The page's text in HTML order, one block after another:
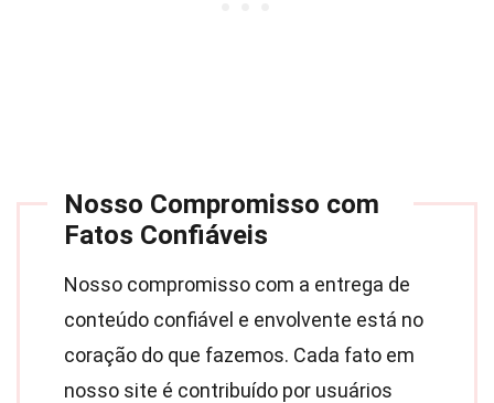
Nosso Compromisso com
Fatos Confiáveis
Nosso compromisso com a entrega de
conteúdo confiável e envolvente está no
coração do que fazemos. Cada fato em
nosso site é contribuído por usuários